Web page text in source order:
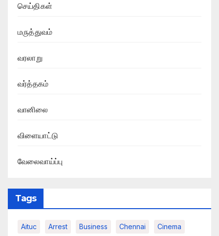
செய்திகள்
மருத்துவம்
வரலாறு
வர்த்தகம்
வானிலை
விளையாட்டு
வேலைவாய்ப்பு
Tags
Aituc Arrest Business Chennai Cinema